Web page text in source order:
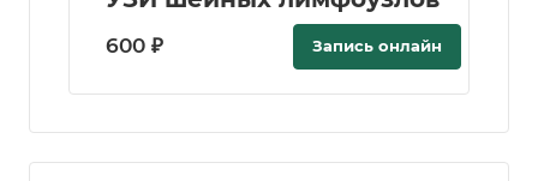
600 ₽ Запись онлайн